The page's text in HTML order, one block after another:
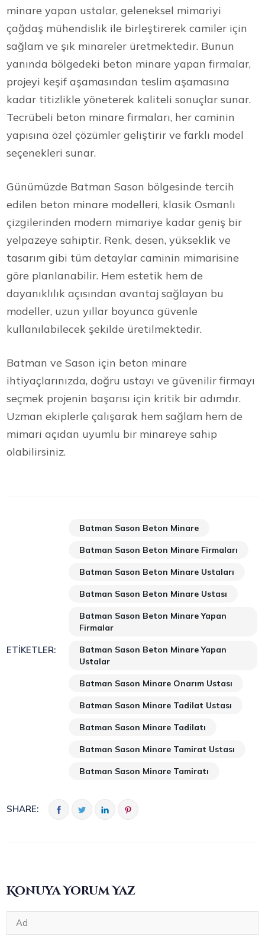
minare yapan ustalar, geleneksel mimariyi
çağdaş mühendislik ile birleştirerek camiler için
sağlam ve şık minareler üretmektedir. Bunun
yanında bölgedeki beton minare yapan firmalar,
projeyi keşif aşamasından teslim aşamasına
kadar titizlikle yöneterek kaliteli sonuçlar sunar.
Tecrübeli beton minare firmaları, her caminin
yapısına özel çözümler geliştirir ve farklı model
seçenekleri sunar.
Günümüzde Batman Sason bölgesinde tercih
edilen beton minare modelleri, klasik Osmanlı
çizgilerinden modern mimariye kadar geniş bir
yelpazeye sahiptir. Renk, desen, yükseklik ve
tasarım gibi tüm detaylar caminin mimarisine
göre planlanabilir. Hem estetik hem de
dayanıklılık açısından avantaj sağlayan bu
modeller, uzun yıllar boyunca güvenle
kullanılabilecek şekilde üretilmektedir.
Batman ve Sason için beton minare
ihtiyaçlarınızda, doğru ustayı ve güvenilir firmayı
seçmek projenin başarısı için kritik bir adımdır.
Uzman ekiplerle çalışarak hem sağlam hem de
mimari açıdan uyumlu bir minareye sahip
olabilirsiniz.
ETIKETLER:
Batman Sason Beton Minare
Batman Sason Beton Minare Firmaları
Batman Sason Beton Minare Ustaları
Batman Sason Beton Minare Ustası
Batman Sason Beton Minare Yapan
Firmalar
Batman Sason Beton Minare Yapan
Ustalar
Batman Sason Minare Onarım Ustası
Batman Sason Minare Tadilat Ustası
Batman Sason Minare Tadilatı
Batman Sason Minare Tamirat Ustası
Batman Sason Minare Tamiratı
SHARE:
Konuya Yorum Yaz